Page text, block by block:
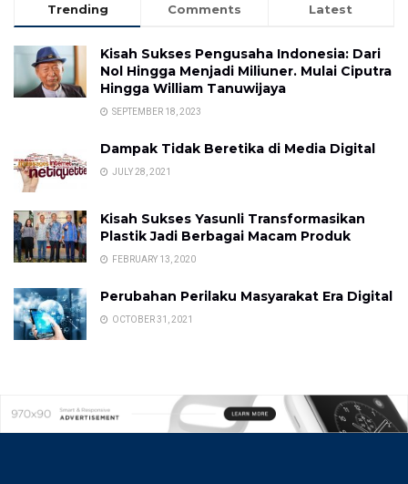
Trending Comments Latest
Kisah Sukses Pengusaha Indonesia: Dari
Nol Hingga Menjadi Miliuner. Mulai Ciputra
Hingga William Tanuwijaya
SEPTEMBER 18, 2023
Dampak Tidak Beretika di Media Digital
JULY 28, 2021
Kisah Sukses Yasunli Transformasikan
Plastik Jadi Berbagai Macam Produk
FEBRUARY 13, 2020
Perubahan Perilaku Masyarakat Era Digital
OCTOBER 31, 2021